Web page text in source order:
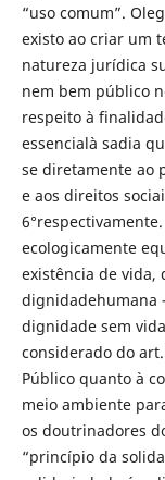
“uso comum”.
existo ao criar um
natureza jurídica
nem bem público
respeito à
essencialà sadia
se diretamente ao
e aos direitos
ecologicamente
existência de vida,
dignidadehumana
dignidade sem
considerado do
Público quanto à
meio ambiente
os doutrinadores
“princípio da